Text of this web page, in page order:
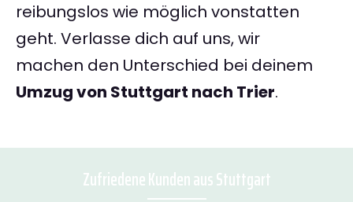
reibungslos wie möglich vonstatten
geht. Verlasse dich auf uns, wir
machen den Unterschied bei deinem
Umzug von Stuttgart nach Trier.
Zufriedene Kunden aus Stuttgart